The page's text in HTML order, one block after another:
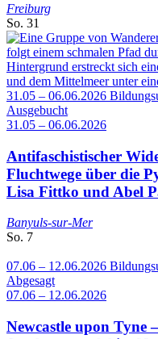
Freiburg
So. 31
31.05 – 06.06.2026
Ausgebucht
31.05 – 06.06.2026
Antifaschistischer
Fluchtwege über die
Lisa Fittko und Abel
Banyuls-sur-Mer
So. 7
07.06 – 12.06.2026
Abgesagt
07.06 – 12.06.2026
Newcastle upon Tyne